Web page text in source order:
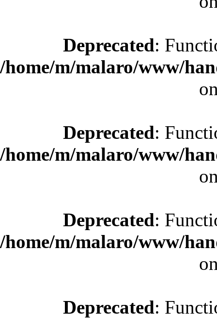
Deprecated:
/home/m/malaro/www/
Deprecated:
/home/m/malaro/www/
Deprecated:
/home/m/malaro/www/
Deprecated: